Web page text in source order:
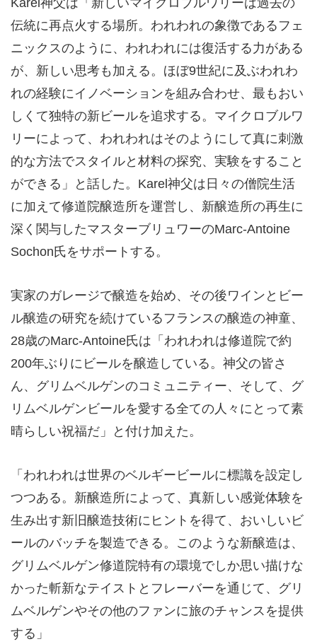
Karel神父は「新しいマイクロブルワリーは過去の
伝統に再点火する場所。われわれの象徴であるフェ
ニックスのように、われわれには復活する力がある
が、新しい思考も加える。ほぼ9世紀に及ぶわれわ
れの経験にイノベーションを組み合わせ、最もおい
しくて独特の新ビールを追求する。マイクロブルワ
リーによって、われわれはそのようにして真に刺激
的な方法でスタイルと材料の探究、実験をすること
ができる」と話した。Karel神父は日々の僧院生活
に加えて修道院醸造所を運営し、新醸造所の再生に
深く関与したマスターブリュワーのMarc-Antoine
Sochon氏をサポートする。
実家のガレージで醸造を始め、その後ワインとビー
ル醸造の研究を続けているフランスの醸造の神童、
28歳のMarc-Antoine氏は「われわれは修道院で約
200年ぶりにビールを醸造している。神父の皆さ
ん、グリムベルゲンのコミュニティー、そして、グ
リムベルゲンビールを愛する全ての人々にとって素
晴らしい祝福だ」と付け加えた。
「われわれは世界のベルギービールに標識を設定し
つつある。新醸造所によって、真新しい感覚体験を
生み出す新旧醸造技術にヒントを得て、おいしいビ
ールのバッチを製造できる。このような新醸造は、
グリムベルゲン修道院特有の環境でしか思い描けな
かった斬新なテイストとフレーバーを通じて、グリ
ムベルゲンやその他のファンに旅のチャンスを提供
する」